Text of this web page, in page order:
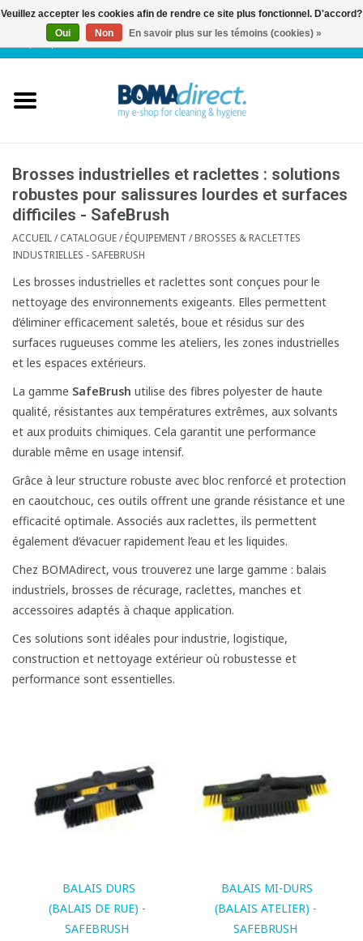
FR| 0 Articles
Service client
Blog
Brosses industrielles et raclettes : solutions
robustes pour salissures lourdes et surfaces
difficiles - SafeBrush
ACCUEIL/CATALOGUE/ÉQUIPEMENT /BROSSES & RACLETTES
INDUSTRIELLES - SAFEBRUSH
Les brosses industrielles et raclettes sont conçues pour le
nettoyage des environnements exigeants. Elles permettent
d’éliminer efficacement saletés, boue et résidus sur des
surfaces rugueuses comme les ateliers, les zones industrielles
et les espaces extérieurs.
La gamme SafeBrush utilise des fibres polyester de haute
qualité, résistantes aux températures extrêmes, aux solvants
et aux produits chimiques. Cela garantit une performance
durable même en usage intensif.
Grâce à leur structure robuste avec bloc renforcé et protection
en caoutchouc, ces outils offrent une grande résistance et une
efficacité optimale. Associés aux raclettes, ils permettent
également d’évacuer rapidement l’eau et les liquides.
Chez BOMAdirect, vous trouverez une large gamme : balais
industriels, brosses de récurage, raclettes, manches et
accessoires adaptés à chaque application.
Ces solutions sont idéales pour industrie, logistique,
construction et nettoyage extérieur où robustesse et
performance sont essentielles.
BALAIS DURS
(BALAIS DE RUE) -
SAFEBRUSH
BALAIS MI-DURS
(BALAIS ATELIER) -
SAFEBRUSH
Veuillez accepter les cookies afin de rendre ce site plus fonctionnel. D'accord?
Oui
Non En savoir plus sur les témoins (cookies) »